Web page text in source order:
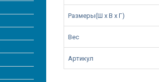
Размеры(Ш x В x Г)
Вес
Артикул